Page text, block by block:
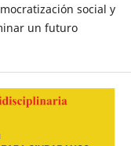
social y
un futuro